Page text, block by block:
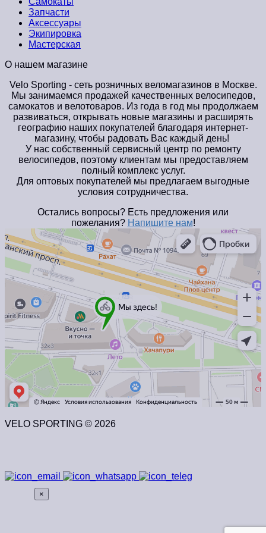
Запчасти
Аксессуары
Экипировка
Мастерская
О нашем магазине
Velo Sporting - сеть розничных веломагазинов в Москве.
Мы занимаемся продажей качественных велосипедов,
самокатов и велотоваров. Из года в год мы продолжаем
развиваться, открывать новые магазины и расширять
географию наших покупателей благодаря интернет-
магазину, чтобы радовать Вас каждый день!
У нас собственный сервисный центр по ремонту
велосипедов, поэтому клиентам мы предоставляем
полный комплекс услуг.
Для оптовых покупателей мы предлагаем выгодные
условия сотрудничества.
Остались вопросы? Есть предложения или
пожелания? Напишите нам!
VELO SPORTING © 2026
×